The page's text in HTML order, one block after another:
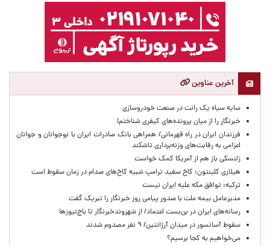
آخرین عناوین
سایه سیاه یک رانت در صنعت خودروسازی
خبرنگار را از میان پرونده‌های کیفری شناختم!
​فرزندان ایران در راه قهرمانی/ همراهی بانک صادرات ایران با نوجوانان و جوانان
اعزامی به رقابت‌های وزنه‌برداری تاشکند
زلنسکی باز هم از آمریکا کمک خواست
هیلاری کلینتون: کاخ سفید ترامپ شبیه کاخ‌های صدام در زمان سقوط است
ترکیه: توافق مکه علیه ایران نیست
مدیرعامل بیمه ملت با صدور پیامی روز خبرنگار را تبریک گفت
رسانه‌های ایران در بن‌بست اعتماد/ از شهروندخبرنگار تا باج‌نیوزها
سقوط آسانسور در میدان آرژانتین/ ۹ نفر مصدوم شدند
می‌خواهیم به کجا برسیم؟